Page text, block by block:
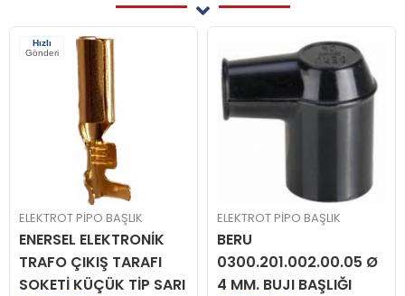
Hızlı
Gönderi
ELEKTROT PİPO BAŞLIK
ENERSEL ELEKTRONİK
TRAFO ÇIKIŞ TARAFI
SOKETİ KÜÇÜK TİP SARI
ELEKTROT PİPO BAŞLIK
BERU
0300.201.002.00.05 Ø
4 MM. BUJI BAŞLIĞI